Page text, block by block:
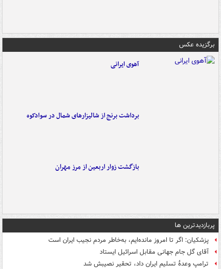
برگزیده عکس
آهوی ایرانی
برداشت برنج از شالیزارهای شمال در سوادکوه
بازگشت زوار اربعین از مرز مهران
پربازدیدترین ها
پزشکیان: اگر تا امروز مانده‌ایم، به‌خاطر مردم نجیب ایران است
آقای گل جام جهانی مقابل اسرائیل ایستاد
ترامپ وعدۀ تسلیم ایران داد، تحقیر نصیبش شد